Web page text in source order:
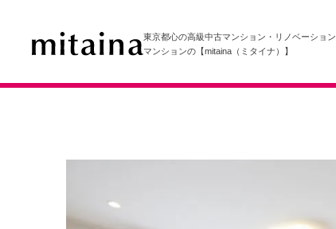
東京都心の高級中古マンション・リノベーション
マンションの【mitaina（ミタイナ）】